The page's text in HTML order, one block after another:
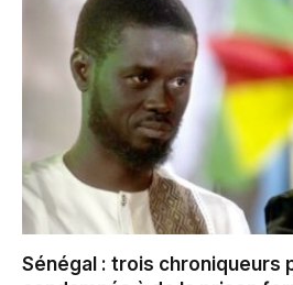
Sénégal : trois chroniqueurs